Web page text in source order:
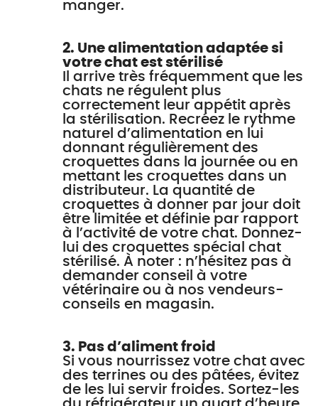
manger.
2. Une alimentation adaptée si
votre chat est stérilisé
Il arrive très fréquemment que les
chats ne régulent plus
correctement leur appétit après
la stérilisation. Recréez le rythme
naturel d’alimentation en lui
donnant régulièrement des
croquettes dans la journée ou en
mettant les croquettes dans un
distributeur. La quantité de
croquettes à donner par jour doit
être limitée et définie par rapport
à l’activité de votre chat. Donnez-
lui des croquettes spécial chat
stérilisé. À noter : n’hésitez pas à
demander conseil à votre
vétérinaire ou à nos vendeurs-
conseils en magasin.
3. Pas d’aliment froid
Si vous nourrissez votre chat avec
des terrines ou des pâtées, évitez
de les lui servir froides. Sortez-les